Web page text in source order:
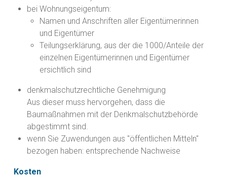
bei Wohnungseigentum:
Namen und Anschriften aller Eigentümerinnen
und Eigentümer
Teilungserklärung, aus der die 1000/Anteile der
einzelnen Eigentümerinnen und Eigentümer
ersichtlich sind
denkmalschutzrechtliche Genehmigung
Aus dieser muss hervorgehen, dass die
Baumaßnahmen mit der Denkmalschutzbehörde
abgestimmt sind.
wenn Sie Zuwendungen aus "öffentlichen Mitteln"
bezogen haben: entsprechende Nachweise
Kosten